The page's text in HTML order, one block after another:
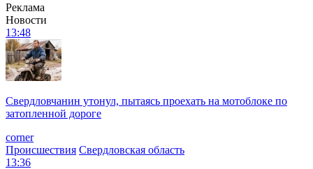
Реклама
Новости
13:48
Свердловчанин утонул, пытаясь проехать на мотоблоке по
затопленной дороге
corner
Происшествия Свердловская область
13:36